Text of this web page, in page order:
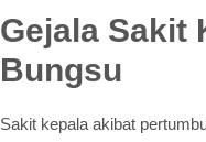
Gejala Sakit
Bungsu
Sakit kepala akibat